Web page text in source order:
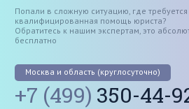
Попали в сложную ситуацию, где требуется
квалифицированная помощь юриста?
Обратитесь к нашим экспертам, это
бесплатно
Москва и область (круглосуточно)
+7 (499) 350-44-